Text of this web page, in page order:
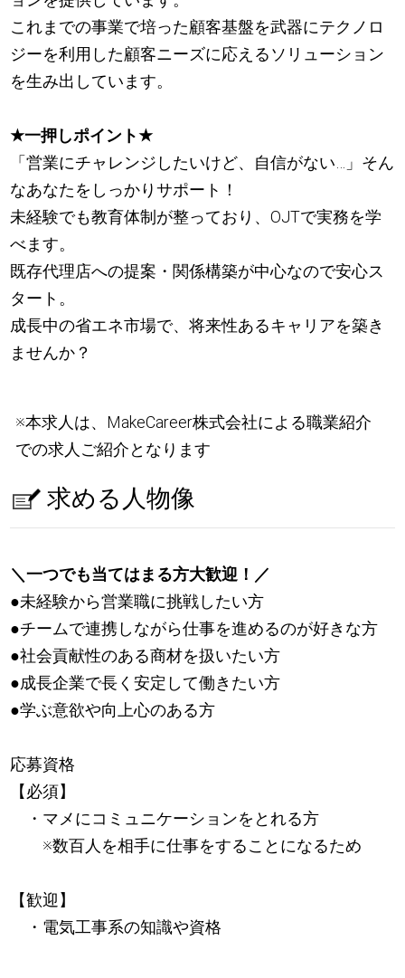
これまでの事業で培った顧客基盤を武器にテクノロ
ジーを利用した顧客ニーズに応えるソリューション
を生み出しています。
★一押しポイント★
「営業にチャレンジしたいけど、自信がない…」そん
なあなたをしっかりサポート！
未経験でも教育体制が整っており、OJTで実務を学
べます。
既存代理店への提案・関係構築が中心なので安心ス
タート。
成長中の省エネ市場で、将来性あるキャリアを築き
ませんか？
※本求人は、MakeCareer株式会社による職業紹介
での求人ご紹介となります
求める人物像
＼一つでも当てはまる方大歓迎！／
●未経験から営業職に挑戦したい方
●チームで連携しながら仕事を進めるのが好きな方
●社会貢献性のある商材を扱いたい方
●成長企業で長く安定して働きたい方
●学ぶ意欲や向上心のある方
応募資格
【必須】
・マメにコミュニケーションをとれる方
※数百人を相手に仕事をすることになるため
【歓迎】
・電気工事系の知識や資格